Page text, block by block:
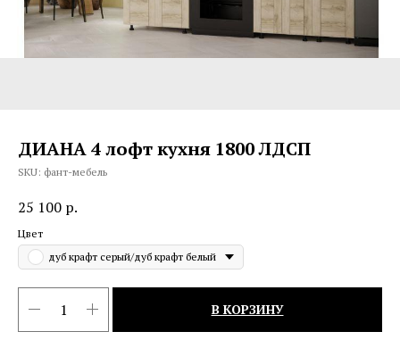
ДИАНА 4 лофт кухня 1800 ЛДСП
SKU: фант-мебель
25 100 р.
Цвет
дуб крафт серый/дуб крафт белый
В КОРЗИНУ